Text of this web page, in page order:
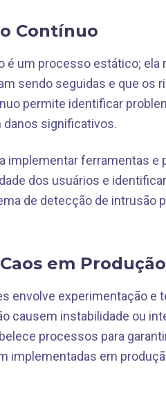
Contínuo
é um processo estático;
sendo seguidas e que
permite identificar
significativos.
implementar ferramentas
dos usuários e
de detecção de intrusão
em Produção
envolve experimentação e
causem instabilidade ou
processos para
implementadas em